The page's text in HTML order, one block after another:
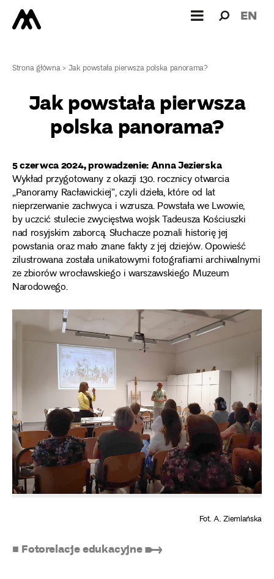
dla: EN
Strona główna>Jak powstała pierwsza polska panorama?
Jak powstała pierwsza
polska panorama?
5 czerwca 2024, prowadzenie: Anna Jezierska
Wykład przygotowany z okazji 130. rocznicy otwarcia
„Panoramy Racławickiej”, czyli dzieła, które od lat
nieprzerwanie zachwyca i wzrusza. Powstała we Lwowie,
by uczcić stulecie zwycięstwa wojsk Tadeusza Kościuszki
nad rosyjskim zaborcą. Słuchacze poznali historię jej
powstania oraz mało znane fakty z jej dziejów. Opowieść
zilustrowana została unikatowymi fotografiami archiwalnymi
ze zbiorów wrocławskiego i warszawskiego Muzeum
Narodowego.
Fot. A. Ziemlańska
■ Fotorelacje edukacyjne ➸